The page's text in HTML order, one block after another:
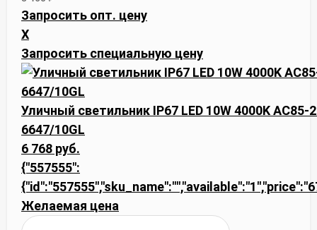
Запросить опт. цену
X
Запросить специальную цену
Уличный светильник IP67 LED 10W 4000K
6647/10GL
6 768 руб.
{"557555":
Желаемая цена